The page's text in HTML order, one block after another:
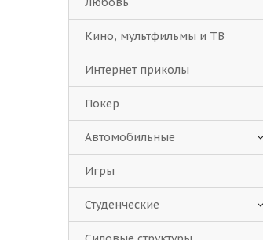
Кино, мультфильмы и ТВ
Интернет приколы
Покер
Автомобильные
Игры
Студенческие